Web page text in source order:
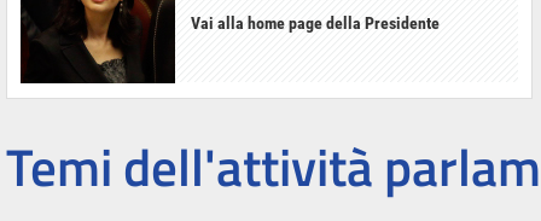
Vai alla home page della Presidente
Temi dell'attività